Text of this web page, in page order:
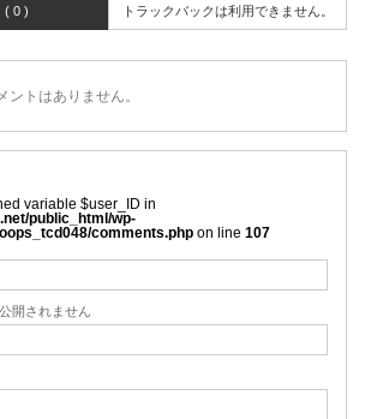
( 0 ) トラックバックは利用できません。
ントはありません。
variable $user_ID in
public_html/wp-
comments.phpon line 107
開されません